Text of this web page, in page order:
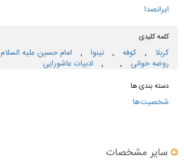
ایرانصدا
کلمه کلیدی
كربلا , كوفه , نینوا , امام حسین علیه السلام
روضه خوانی
,
, ادبیات عاشورایی
دسته بندی ها
شخصیت‌ها
سایر مشخصات